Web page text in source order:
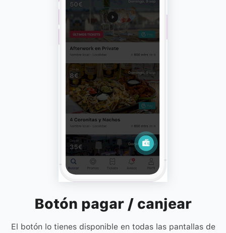
Botón pagar / canjear
El botón lo tienes disponible en todas las pantallas de